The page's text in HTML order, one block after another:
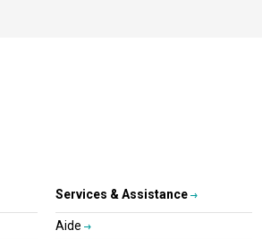
Services & Assistance
Aide